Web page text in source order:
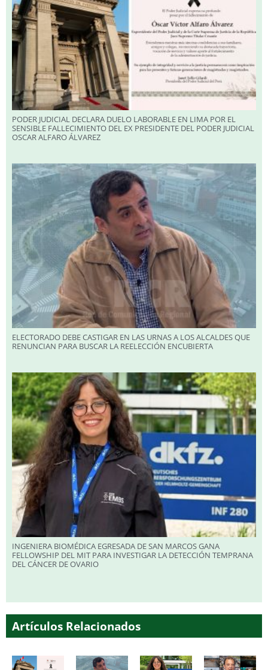
PODER JUDICIAL DECLARA DUELO LABORABLE EN LIMA POR EL
SENSIBLE FALLECIMIENTO DEL EX PRESIDENTE DEL PODER JUDICIAL
OSCAR ALFARO ÁLVAREZ
ELECTORADO DEBE CASTIGAR EN LAS URNAS A LOS ALCALDES QUE
RENUNCIAN PARA BUSCAR LA REELECCIÓN ENCUBIERTA
INGENIERA BIOMÉDICA EGRESADA DE SAN MARCOS GANA
FELLOWSHIP DEL MIT PARA INVESTIGAR LA DETECCIÓN TEMPRANA
DEL CÁNCER DE OVARIO
Artículos Relacionados